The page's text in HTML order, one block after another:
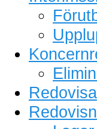
Redovisa